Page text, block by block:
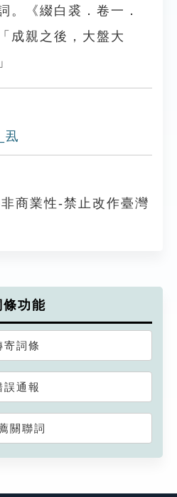
《綴白裘．卷一．
成親之後，大盤大
厾
商業性-禁止改作臺灣
條功能
寄詞條
誤通報
關聯詞